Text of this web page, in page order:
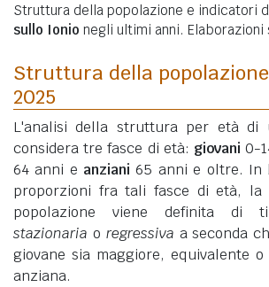
Struttura della popolazione e indicatori
sullo Ionio negli ultimi anni. Elaborazioni
Struttura della
2025
L'analisi della struttura per età di
considera tre fasce di età: giovani 0-
64 anni e anziani 65 anni e oltre. In
proporzioni fra tali fasce di età,
popolazione viene definita di
stazionaria o regressiva a seconda
giovane sia maggiore, equivalente
anziana.